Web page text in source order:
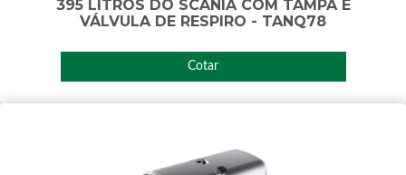
395 LITROS DO SCANIA COM TAMPA E
VÁLVULA DE RESPIRO - TANQ78
Cotar